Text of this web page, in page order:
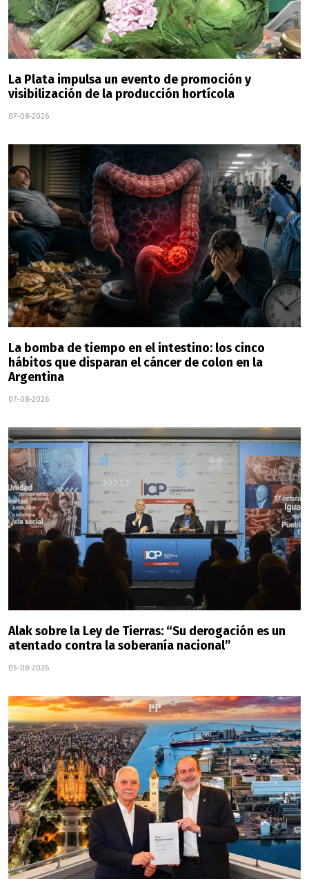
La Plata impulsa un evento de promoción y
visibilización de la producción hortícola
07-08-2026
La bomba de tiempo en el intestino: los cinco
hábitos que disparan el cáncer de colon en la
Argentina
07-08-2026
Alak sobre la Ley de Tierras: “Su derogación es un
atentado contra la soberanía nacional”
05-08-2026